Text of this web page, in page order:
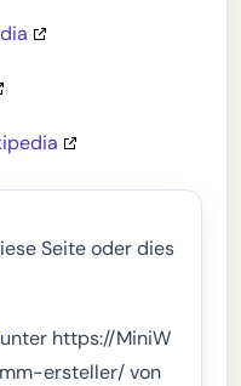
Seite oder dies
unter https://MiniW
ersteller/ von